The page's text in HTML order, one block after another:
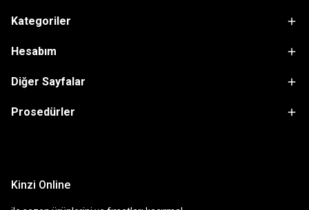
Kategoriler
Hesabım
Diğer Sayfalar
Prosedürler
Kinzi Online